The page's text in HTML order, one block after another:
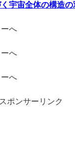
宇宙全体の構造
へ
へ
へ
スポンサーリンク